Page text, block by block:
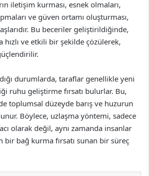
iletişim kurması, esnek olmaları,
ve güven ortamı oluşturması,
Bu beceriler geliştirildiğinde,
hızlı ve etkili bir şekilde çözülerek,
durumlarda, taraflar genellikle yeni
ruhu geliştirme fırsatı bulurlar. Bu,
toplumsal düzeyde barış ve huzurun
Böylece, uzlaşma yöntemi, sadece
olarak değil, aynı zamanda insanlar
bir bağ kurma fırsatı sunan bir süreç